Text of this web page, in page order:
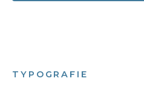
TYPOGRAFIE